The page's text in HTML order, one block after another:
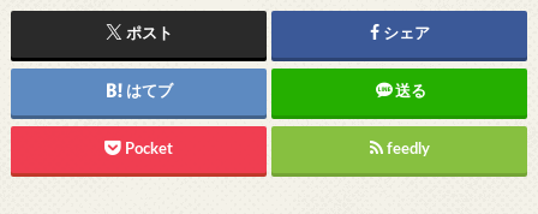
ポスト シェア
はてブ 送る
Pocket feedly